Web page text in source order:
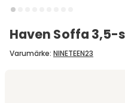
Haven Soffa 3,5-
Varumärke: NINETEEN23